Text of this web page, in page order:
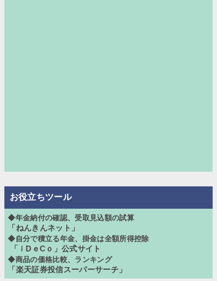
お役立ちツール
◆年金納付の確認、受取見込額の試算
「ねんきんネット」
◆自分で積立る年金、掛金は全額所得控除
「ｉDｅCｏ」公式サイト
◆商品の価格比較、ランキング
「楽天証券投信スーパーサーチ」